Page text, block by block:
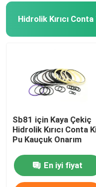
Hidrolik Pompa
Ekskavatör yedek
Yükleyici Conta Kiti
Hidrolik Kırıcı Conta
Sb81 için Kaya Çekiç
Hidrolik Kırıcı Conta
Pu Kauçuk Onarım
En iyi fiyat